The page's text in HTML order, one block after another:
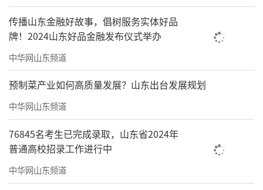
传播山东金融好故事，倡树服务实体好品
牌！2024山东好品金融发布仪式举办
中华网山东频道
预制菜产业如何高质量发展？山东出台发展规划
中华网山东频道
76845名考生已完成录取，山东省2024年
普通高校招录工作进行中
中华网山东频道